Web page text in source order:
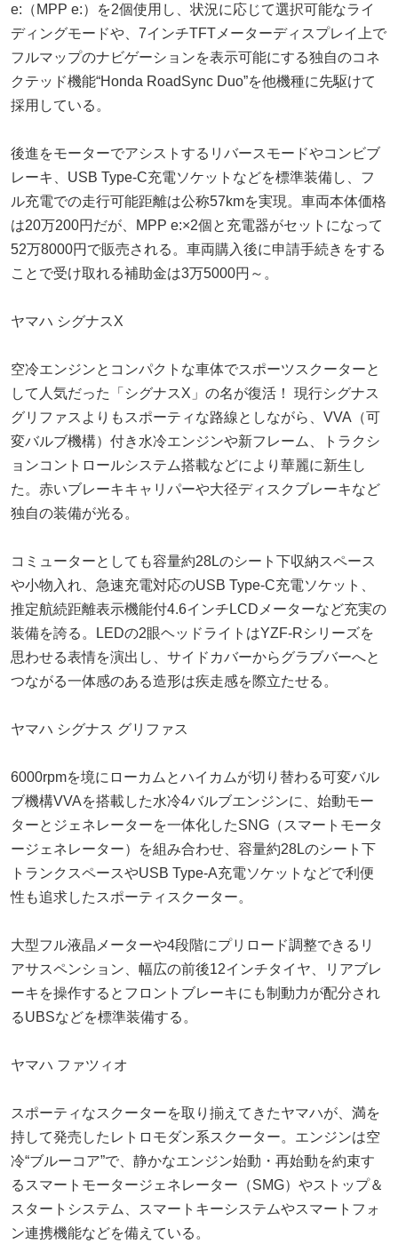
e:（MPP e:）を2個使用し、状況に応じて選択可能なライ
ディングモードや、7インチTFTメーターディスプレイ上で
フルマップのナビゲーションを表示可能にする独自のコネ
クテッド機能“Honda RoadSync Duo”を他機種に先駆けて
採用している。
後進をモーターでアシストするリバースモードやコンビブ
レーキ、USB Type-C充電ソケットなどを標準装備し、フ
ル充電での走行可能距離は公称57kmを実現。車両本体価格
は20万200円だが、MPP e:×2個と充電器がセットになって
52万8000円で販売される。車両購入後に申請手続きをする
ことで受け取れる補助金は3万5000円～。
ヤマハ シグナスX
空冷エンジンとコンパクトな車体でスポーツスクーターと
して人気だった「シグナスX」の名が復活！ 現行シグナス
グリファスよりもスポーティな路線としながら、VVA（可
変バルブ機構）付き水冷エンジンや新フレーム、トラクシ
ョンコントロールシステム搭載などにより華麗に新生し
た。赤いブレーキキャリパーや大径ディスクブレーキなど
独自の装備が光る。
コミューターとしても容量約28Lのシート下収納スペース
や小物入れ、急速充電対応のUSB Type-C充電ソケット、
推定航続距離表示機能付4.6インチLCDメーターなど充実の
装備を誇る。LEDの2眼ヘッドライトはYZF-Rシリーズを
思わせる表情を演出し、サイドカバーからグラブバーへと
つながる一体感のある造形は疾走感を際立たせる。
ヤマハ シグナス グリファス
6000rpmを境にローカムとハイカムが切り替わる可変バル
ブ機構VVAを搭載した水冷4バルブエンジンに、始動モー
ターとジェネレーターを一体化したSNG（スマートモータ
ージェネレーター）を組み合わせ、容量約28Lのシート下
トランクスペースやUSB Type-A充電ソケットなどで利便
性も追求したスポーティスクーター。
大型フル液晶メーターや4段階にプリロード調整できるリ
アサスペンション、幅広の前後12インチタイヤ、リアブレ
ーキを操作するとフロントブレーキにも制動力が配分され
るUBSなどを標準装備する。
ヤマハ ファツィオ
スポーティなスクーターを取り揃えてきたヤマハが、満を
持して発売したレトロモダン系スクーター。エンジンは空
冷“ブルーコア”で、静かなエンジン始動・再始動を約束す
るスマートモータージェネレーター（SMG）やストップ＆
スタートシステム、スマートキーシステムやスマートフォ
ン連携機能などを備えている。